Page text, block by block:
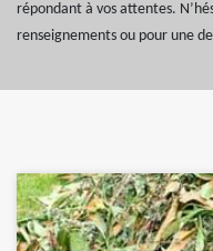
répondant à vos attentes.
renseignements ou pour une